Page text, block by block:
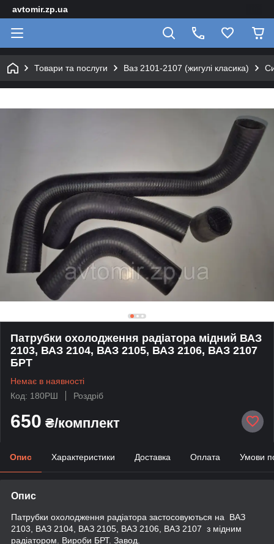
avtomir.zp.ua
Товари та послуги Ваз 2101-2107 (жигулі класика)
Патрубки охолодження радіатора мідний ВАЗ
2103, ВАЗ 2104, ВАЗ 2105, ВАЗ 2106, ВАЗ 2107
БРТ
Немає в наявності
Код: 180РШ
Роздріб
650 ₴/комплект
Опис Характеристики Доставка Оплата Умови
Опис
Патрубки охолодження радіатора застосовуються на ВАЗ
2103, ВАЗ 2104, ВАЗ 2105, ВАЗ 2106, ВАЗ 2107 з мідним
радіатором. Вироби БРТ. Завод.